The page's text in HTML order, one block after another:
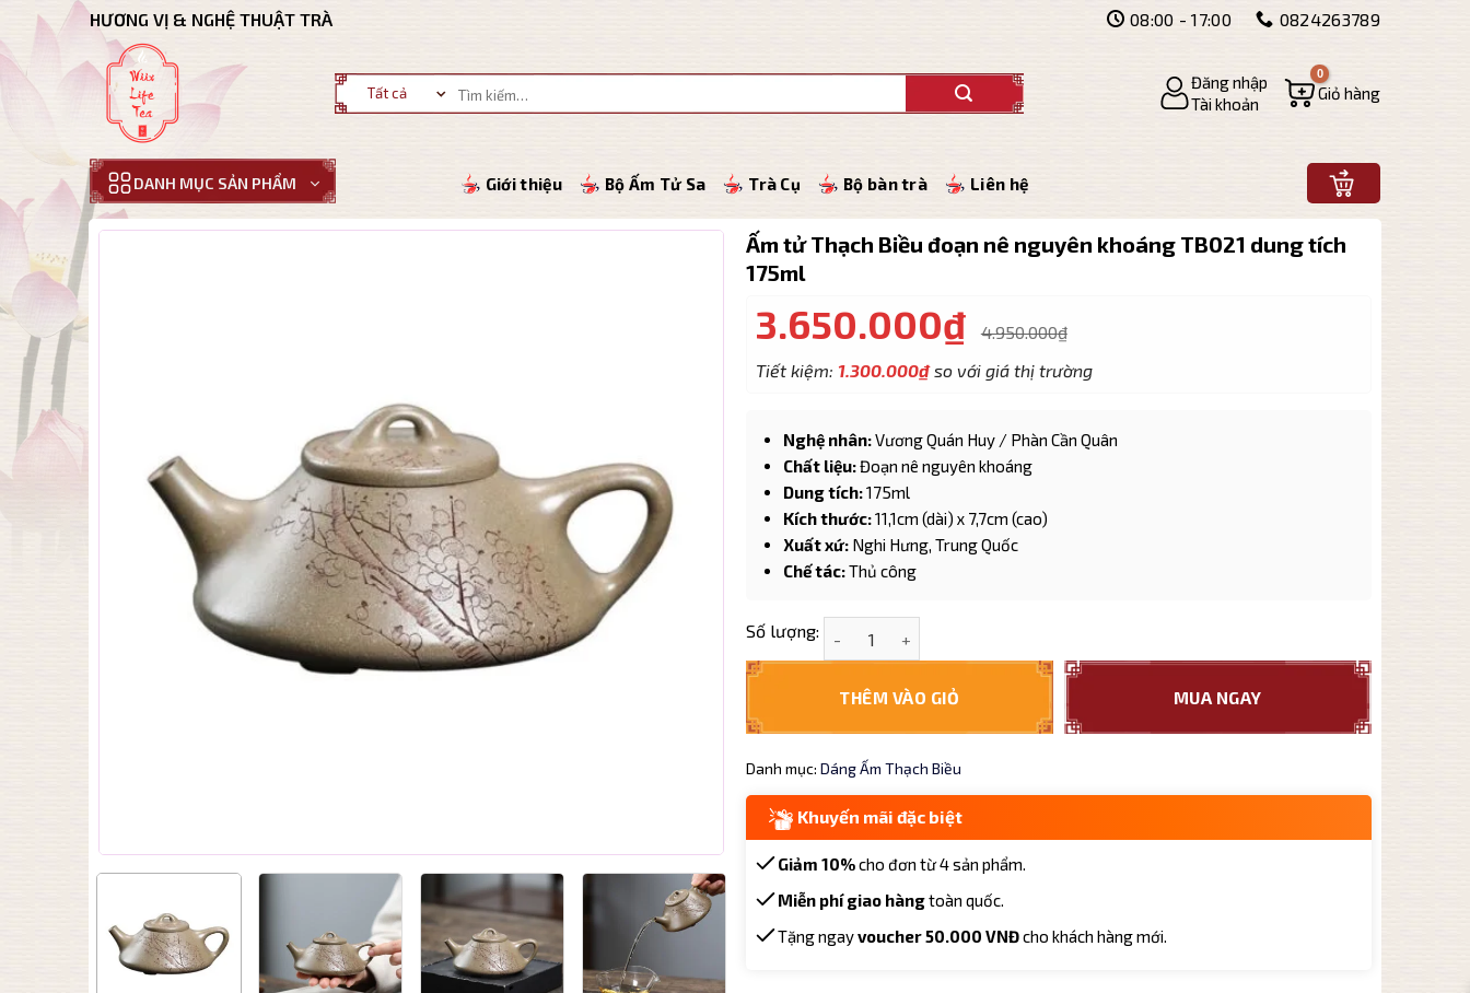
qua
nội
HƯƠNG VỊ & NGHỆ THUẬT TRÀ 08:00 - 17:00 0824263789
kiếm:
Đăng nhập
Tài khoản
Giỏ hàng
DANH MỤC SẢN PHẨM Giới thiệu Bộ Ấm Tử Sa Trà Cụ Bộ bàn trà Liên hệ
Ấm tử Thạch Biều đoạn nê nguyên khoáng TB021 dung tích
175ml
3.650.000₫ 4.950.000₫
Tiết kiệm: 1.300.000₫so với giá thị trường
Nghệ nhân:Vương Quán Huy / Phàn Cần Quân
Chất liệu:Đoạn nê nguyên khoáng
Dung tích:175ml
Kích thước:11,1cm (dài) x 7,7cm (cao)
Xuất xứ: Nghi Hưng, Trung Quốc
Chế tác:Thủ công
Số lượng:
THÊM VÀO GIỎ MUA NGAY
Danh mục: Dáng Ấm Thạch Biều
Khuyến mãi đặc biệt
Giảm 10%cho đơn từ 4 sản phẩm.
Miễn phí giao hàngtoàn quốc.
Tặng ngayvoucher 50.000 VNĐcho khách hàng mới.